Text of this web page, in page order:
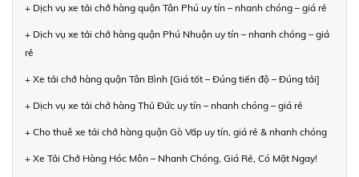
+ Dịch vụ xe tải chở hàng quận Tân Phú uy tín – nhanh chóng – giá rẻ
+ Dịch vụ xe tải chở hàng quận Phú Nhuận uy tín – nhanh chóng – giá
rẻ
+ Xe tải chở hàng quận Tân Bình [Giá tốt – Đúng tiến độ – Đúng tải]
+ Dịch vụ xe tải chở hàng Thủ Đức uy tín – nhanh chóng – giá rẻ
+ Cho thuê xe tải chở hàng quận Gò Vấp uy tín, giá rẻ & nhanh chóng
+ Xe Tải Chở Hàng Hóc Môn – Nhanh Chóng, Giá Rẻ, Có Mặt Ngay!